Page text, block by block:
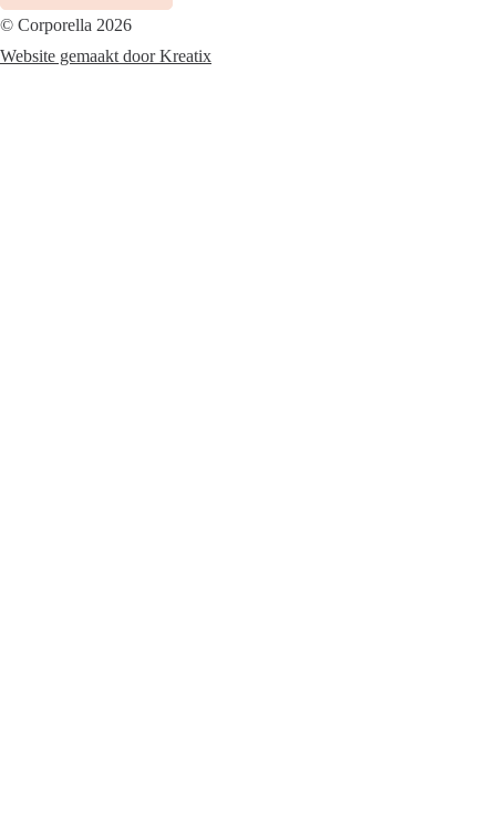
© Corporella 2026
Website gemaakt door Kreatix